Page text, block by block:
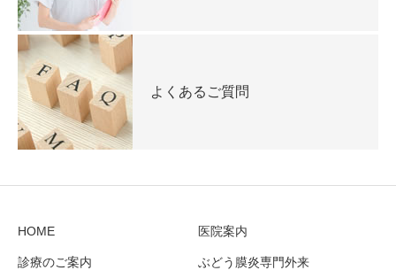
よくあるご質問
HOME 医院案内
診療のご案内 ぶどう膜炎専門外来